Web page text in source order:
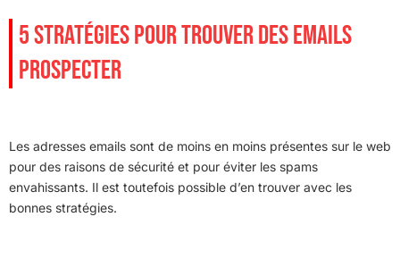
5 STRATÉGIES POUR TROUVER DES EMAILS
PROSPECTER
Les adresses emails sont de moins en moins présentes sur le web
pour des raisons de sécurité et pour éviter les spams
envahissants. Il est toutefois possible d’en trouver avec les
bonnes stratégies.